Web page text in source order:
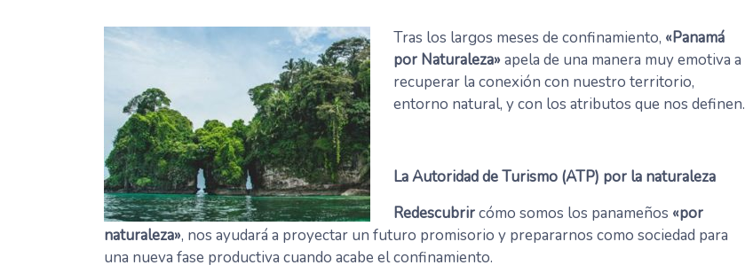
Tras los largos meses de confinamiento, «Panamá
por Naturaleza» apela de una manera muy emotiva a
recuperar la conexión con nuestro territorio,
entorno natural, y con los atributos que nos definen.
La Autoridad de Turismo (ATP) por la naturaleza
Redescubrircómo somos los panameños «por
naturaleza», nos ayudará a proyectar un futuro promisorio y prepararnos como sociedad para
una nueva fase productiva cuando acabe el confinamiento.